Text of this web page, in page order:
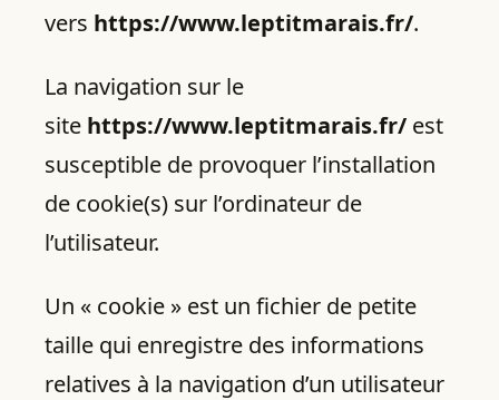
vers https://www.leptitmarais.fr/.
La navigation sur le
site https://www.leptitmarais.fr/ est
susceptible de provoquer l’installation
de cookie(s) sur l’ordinateur de
l’utilisateur.
Un « cookie » est un fichier de petite
taille qui enregistre des informations
relatives à la navigation d’un utilisateur